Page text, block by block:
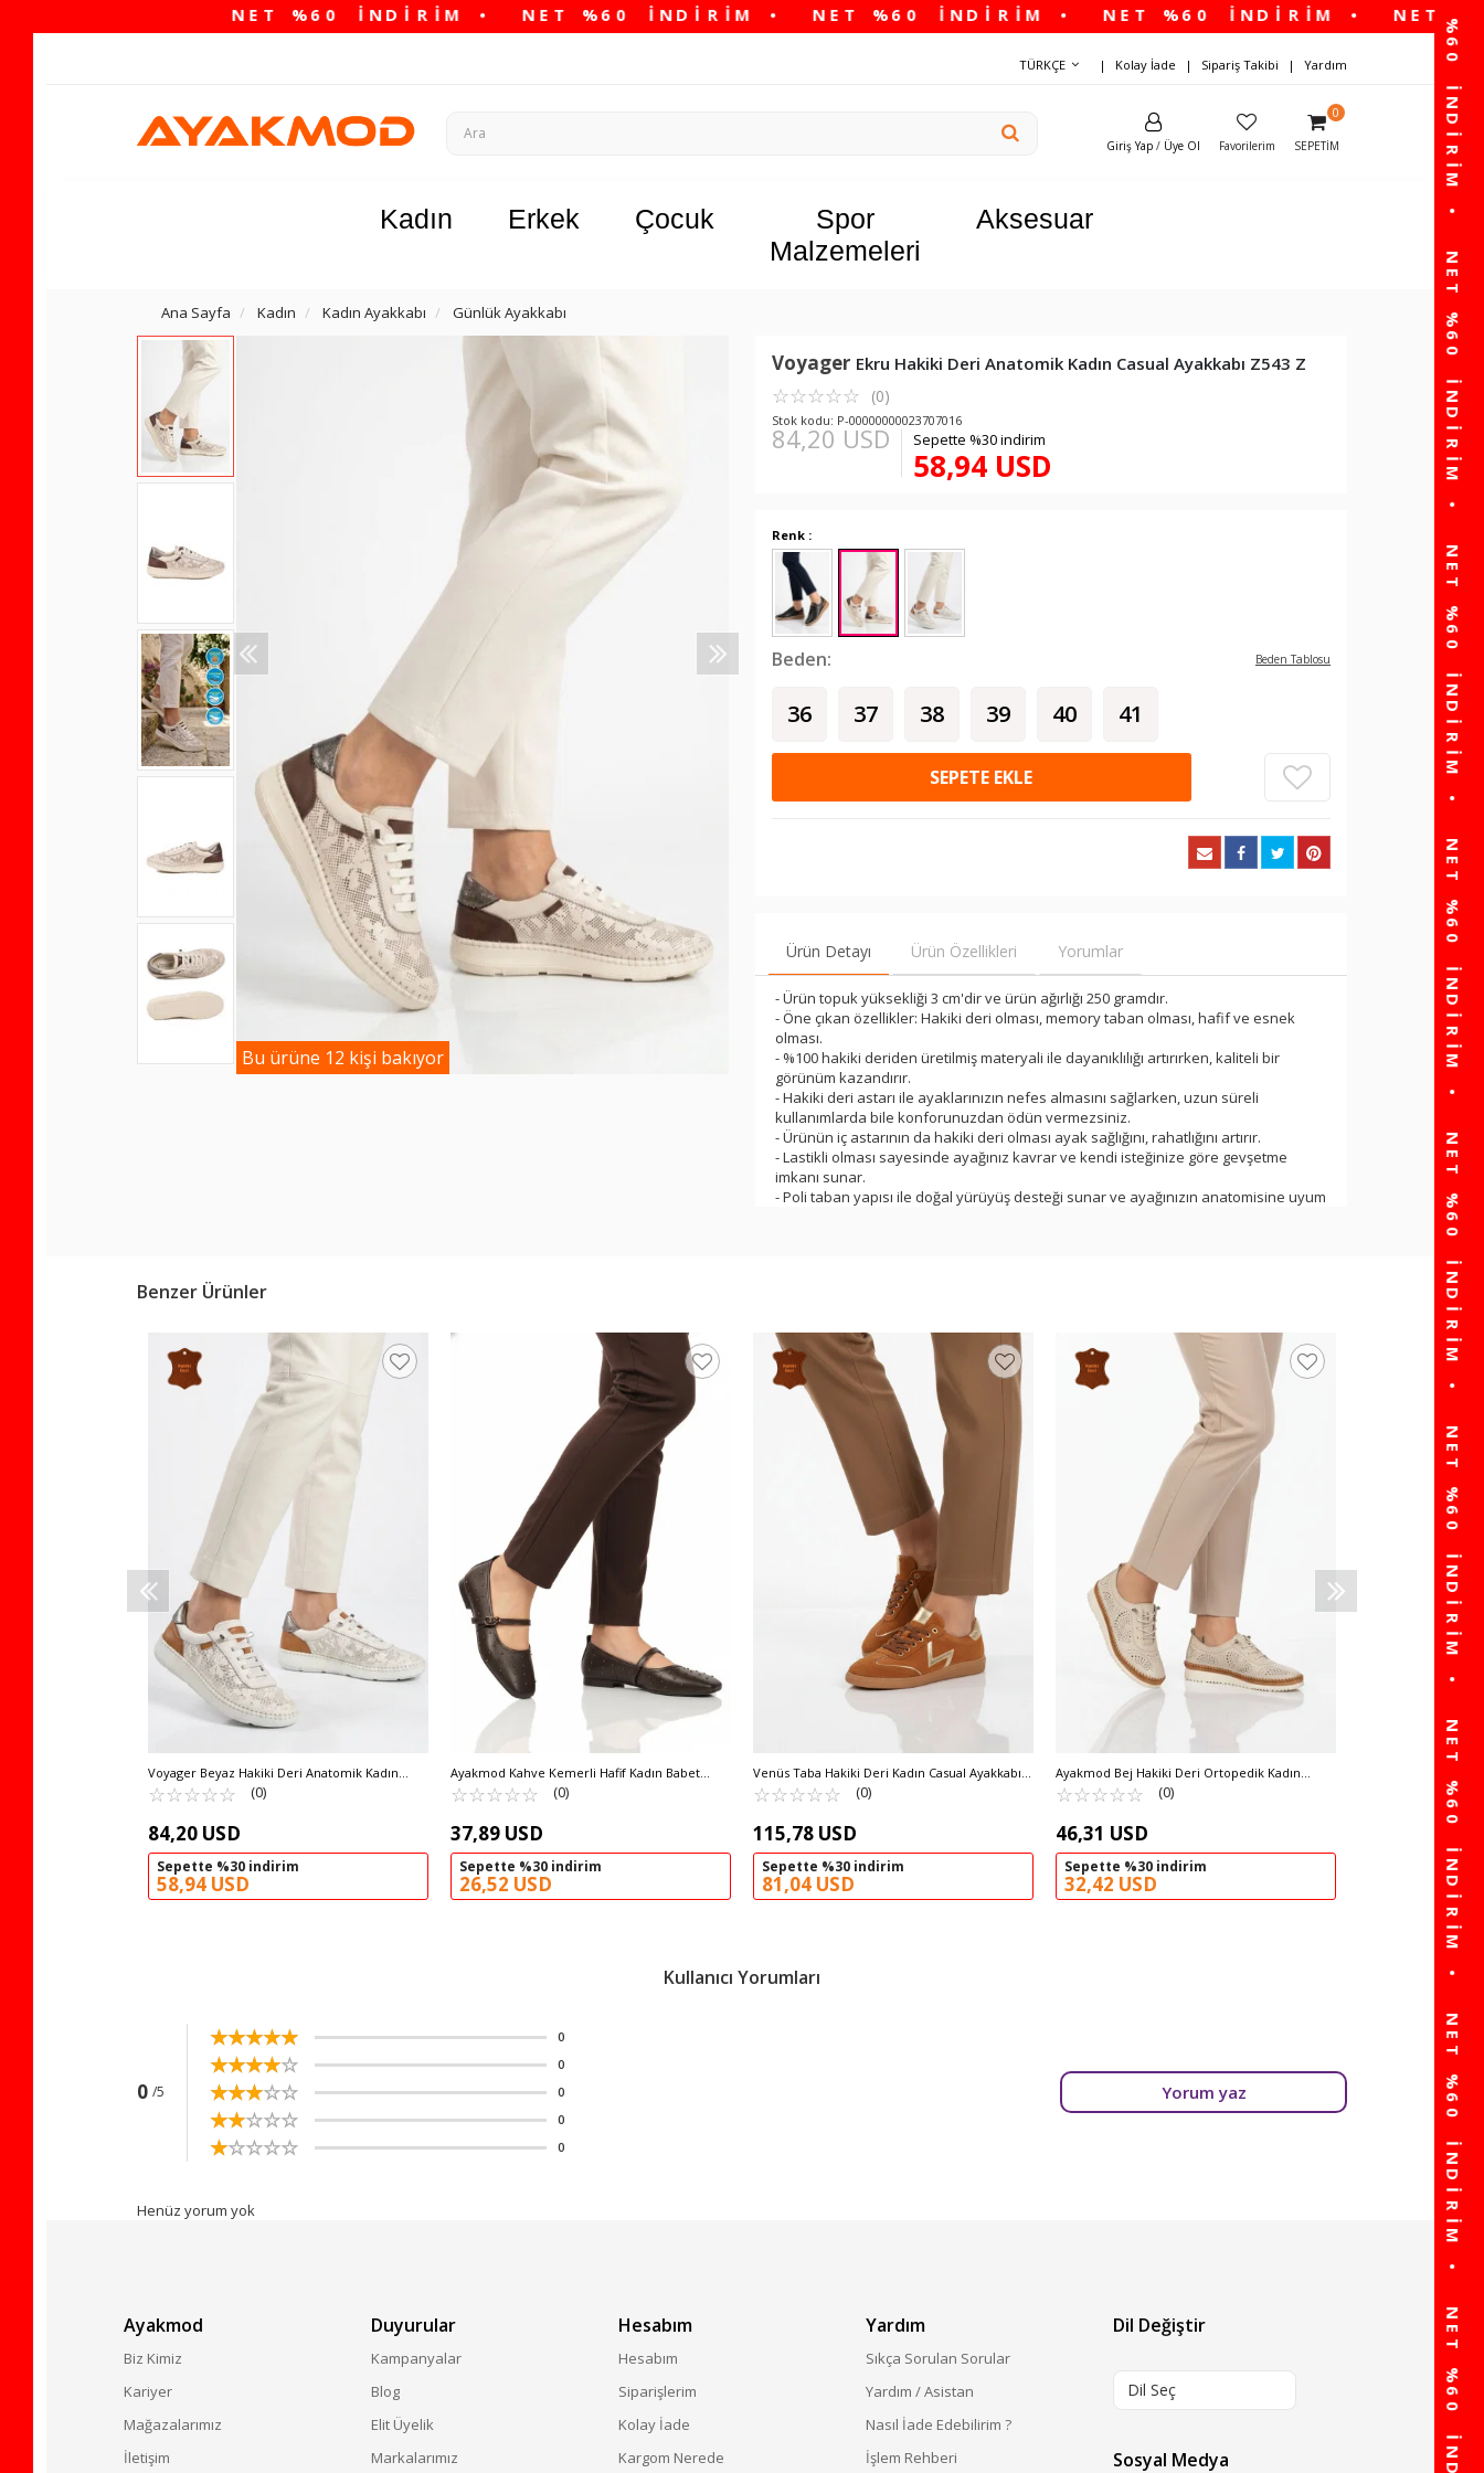
TÜRKÇE Kolay İade Sipariş Takibi Yardım
Giriş Yap / Üye Ol Favorilerim
0
SEPETIM
Kadın Erkek Çocuk
Spor
Malzemeleri
Aksesuar
Ana Sayfa Kadın Kadın Ayakkabı Günlük Ayakkabı
Bu ürüne 12 kişi bakıyor
Voyager Ekru Hakiki Deri Anatomik Kadın Casual Ayakkabı Z543 Z
☆☆☆☆☆
★★★★★ (0)
Stok kodu: P-00000000023707016
84,20 USD Sepette %30 indirim
58,94 USD
Renk :
Beden: Beden Tablosu
36 37 38 39 40 41
SEPETE EKLE
Ürün Detayı Ürün Özellikleri Yorumlar
- Ürün topuk yüksekliği 3 cm'dir ve ürün ağırlığı 250 gramdır.
- Öne çıkan özellikler: Hakiki deri olması, memory taban olması, hafif ve esnek
olması.
- %100 hakiki deriden üretilmiş materyali ile dayanıklılığı artırırken, kaliteli bir
görünüm kazandırır.
- Hakiki deri astarı ile ayaklarınızın nefes almasını sağlarken, uzun süreli
kullanımlarda bile konforunuzdan ödün vermezsiniz.
- Ürünün iç astarının da hakiki deri olması ayak sağlığını, rahatlığını artırır.
- Lastikli olması sayesinde ayağınız kavrar ve kendi isteğinize göre gevşetme
imkanı sunar.
- Poli taban yapısı ile doğal yürüyüş desteği sunar ve ayağınızın anatomisine uyum
ürünlerden biridir.
- Konforlu, rahat, stabil, dengeli bir yürüyüş deneyimi sunar.
- Rahatlığı ve şıklığı bir arada bulabileceksiniz.
- Ürün yerli üretimdir ve ürün standart kalıptır.
Benzer Ürünler
Voyager Beyaz Hakiki Deri Anatomik Kadın
Casual Ayakkabı Z543 Z
☆☆☆☆☆
★★★★★ (0)
84,20 USD
Sepette %30 indirim
58,94 USD
Ayakmod Kahve Kemerli Hafif Kadın Babet
Ayakkabı 351080 Z
☆☆☆☆☆
★★★★★ (0)
37,89 USD
Sepette %30 indirim
26,52 USD
Venüs Taba Hakiki Deri Kadın Casual Ayakkabı
2609902Y Z
☆☆☆☆☆
★★★★★ (0)
115,78 USD
Sepette %30 indirim
81,04 USD
Ayakmod Bej Hakiki Deri Ortopedik Kadın
Casual Ayakkabı 509 Z
☆☆☆☆☆
★★★★★ (0)
46,31 USD
Sepette %30 indirim
32,42 USD
Ayakmod Kahve
54,73 USD
Sepette %30
38,31 USD
Kullanıcı Yorumları
0 /5
☆☆☆☆☆
★★★★★ 0
☆☆☆☆☆
★★★★★ 0
☆☆☆☆☆
★★★★★ 0
☆☆☆☆☆
★★★★★ 0
☆☆☆☆☆
★★★★★ 0
Yorum yaz
Henüz yorum yok
Ayakmod
Biz Kimiz
Kariyer
Mağazalarımız
İletişim
Duyurular
Kampanyalar
Blog
Elit Üyelik
Markalarımız
Hesabım
Hesabım
Siparişlerim
Kolay İade
Kargom Nerede
Yardım
Sıkça Sorulan Sorular
Yardım / Asistan
Nasıl İade Edebilirim ?
İşlem Rehberi
Dil Değiştir
Dil Seç
Sosyal Medya